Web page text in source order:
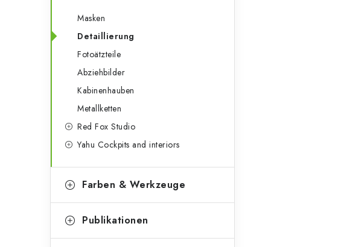
e
Masken
Detaillierung
Fotoätzteile
Abziehbilder
Kabinenhauben
Metallketten
Red Fox Studio
Yahu Cockpits and interiors
Farben & Werkzeuge
Publikationen